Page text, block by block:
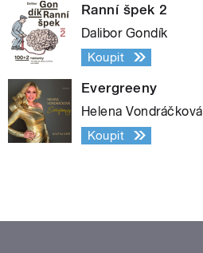
Ranní špek 2
Dalibor Gondík
Koupit
Evergreeny
Helena Vondráčková
Koupit